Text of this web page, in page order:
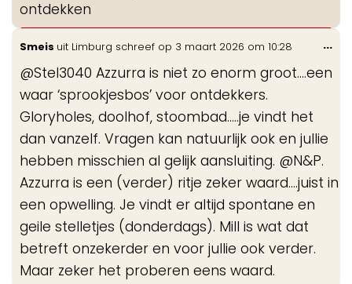
ontdekken
Smeis uit Limburg schreef op 3 maart 2026 om 10:28
@Stel3040 Azzurra is niet zo enorm groot….een
waar ‘sprookjesbos’ voor ontdekkers.
Gloryholes, doolhof, stoombad…..je vindt het
dan vanzelf. Vragen kan natuurlijk ook en jullie
hebben misschien al gelijk aansluiting. @N&P.
Azzurra is een (verder) ritje zeker waard….juist in
een opwelling. Je vindt er altijd spontane en
geile stelletjes (donderdags). Mill is wat dat
betreft onzekerder en voor jullie ook verder.
Maar zeker het proberen eens waard.
...